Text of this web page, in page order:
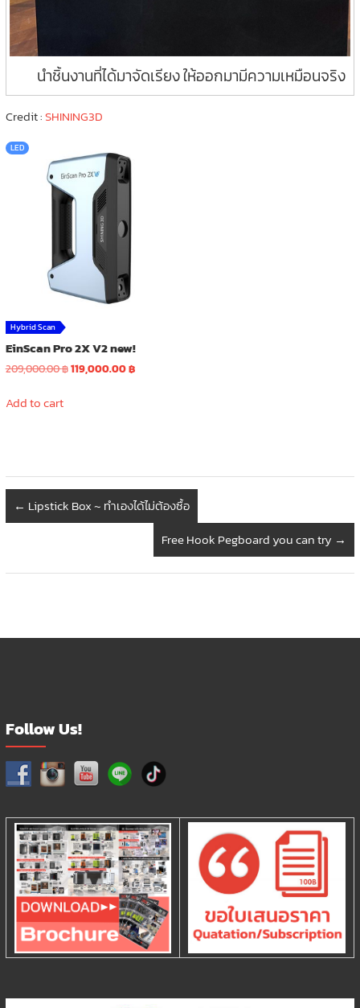
นำชิ้นงานที่ได้มาจัดเรียง ให้ออกมามีความเหมือนจริง
Credit :SHINING3D
LED
Hybrid Scan
EinScan Pro 2X V2 new!
209,000.00฿Original
119,000.00฿Current
Add to cart
← Lipstick Box ~ ทำเองได้ไม่ต้องซื้อ
Free Hook Pegboard you can try →
Follow Us!